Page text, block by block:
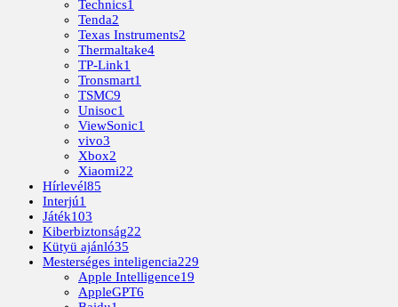
Technics1
Tenda2
Texas Instruments2
Thermaltake4
TP-Link1
Tronsmart1
TSMC9
Unisoc1
ViewSonic1
vivo3
Xbox2
Xiaomi22
Hírlevél85
Interjú1
Játék103
Kiberbiztonság22
Kütyü ajánló35
Mesterséges inteligencia229
Apple Intelligence19
AppleGPT6